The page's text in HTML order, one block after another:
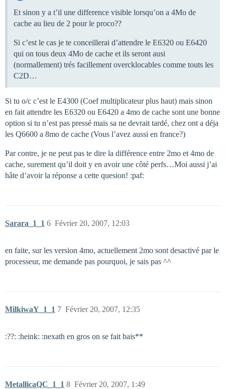
Et sinon y a t’il une difference visible lorsqu’on a 4Mo de
cache au lieu de 2 pour le proco??
Si c’est le cas je te conceillerai d’attendre le E6320 ou E6420
qui on tous deux 4Mo de cache et ils seront ausi
(normallement) trés facillement overcklocables comme touts les
C2D…
Si tu o/c c’est le E4300 (Coef multiplicateur plus haut) mais sinon
en fait attendre les E6320 ou E6420 a 4mo de cache sont une bonne
option si tu n’est pas pressé mais sa ne devrait tardé, chez ont a déja
les Q6600 a 8mo de cache (Vous l’avez aussi en france?)
Par contre, je ne peut pas te dire la différence entre 2mo et 4mo de
cache, surement qu’il doit y en avoir une côté perfs…Moi aussi j’ai
hâte d’avoir la réponse a cette quesion! :paf:
Sarara_1_1 Février 20, 2007, 12:03
6
en faite, sur les version 4mo, actuellement 2mo sont desactivé par le
processeur, me demande pas pourquoi, je sais pas ^^
MilkiwaY_1_1 Février 20, 2007, 12:35
7
:??: :heink: :nexath en gros on se fait bais**
MetallicaQC_1_1 Février 20, 2007, 1:49
8